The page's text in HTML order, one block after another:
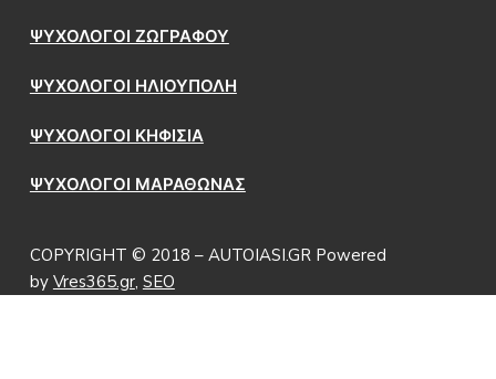
ΨΥΧΟΛΟΓΟΙ ΖΩΓΡΑΦΟΥ
ΨΥΧΟΛΟΓΟΙ ΗΛΙΟΥΠΟΛΗ
ΨΥΧΟΛΟΓΟΙ ΚΗΦΙΣΙΑ
ΨΥΧΟΛΟΓΟΙ ΜΑΡΑΘΩΝΑΣ
COPYRIGHT © 2018 – AUTOIASI.GR Powered
by Vres365.gr, SEO